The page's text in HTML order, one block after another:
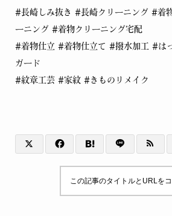
#長崎しみ抜き #長崎クリーニング #着
ーニング #着物クリーニング宅配
#着物仕立 #着物仕立て #撥水加工 #は
ガード
#紋章工芸 #家紋 #きものリメイク
この記事のタイトルとURLを